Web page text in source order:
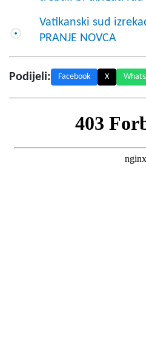
Vatikanski sud
PRANJE NOVCA
Podijeli: Facebook X